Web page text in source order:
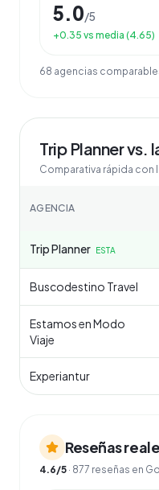
5.0/5
+0.35 vs media (4.65)
68 agencias comparable
Trip Plannervs.
Comparativa rápida con
AGENCIA
Trip Planner ESTA
Buscodestino Travel
Estamos en Modo
Viaje
Experiantur
Reseñas
4.6/5 · 877 reseñas en